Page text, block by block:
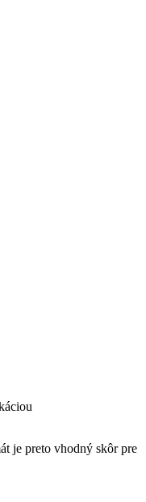
je preto vhodný skôr pre